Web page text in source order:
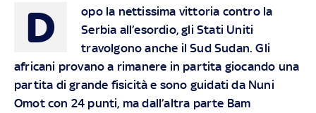
D
opo la nettissima vittoria contro la
Serbia all’esordio, gli Stati Uniti
travolgono anche il Sud Sudan. Gli
africani provano a rimanere in partita giocando una
partita di grande fisicità e sono guidati da Nuni
Omot con 24 punti, ma dall’altra parte Bam